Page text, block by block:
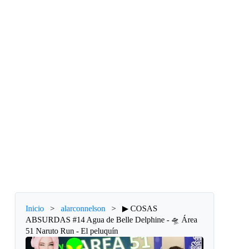
Inicio > alarconnelson >
▶ COSAS
ABSURDAS #14 Agua de Belle Delphine - 🛸 Área
51 Naruto Run - El peluquín